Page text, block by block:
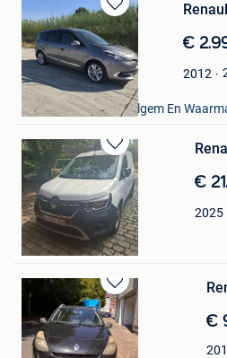
Sauvegarder
dans
Mes
Favoris
€
2012
melissa
Ruien + Deel Van Avelgem En
Sauvegarder
dans
Mes
Favoris
€
2025
Bob Pouillon
Turnhout
Sauvegarder
dans
Mes
Favoris
€